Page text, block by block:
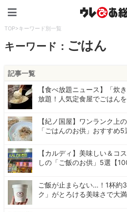
TOP>キーワード別一覧
キーワード： ごはん
記事一覧
【食べ放題ニュース】「炊
放題！人気定食屋でごはん
【紀ノ国屋】ワンランク上
「ごはんのお供」おすすめ5
【カルディ】美味しい＆コ
しの「ご飯のお供」5選【
ご飯が止まらない…！1杯約
ク」がとろける美味さで大